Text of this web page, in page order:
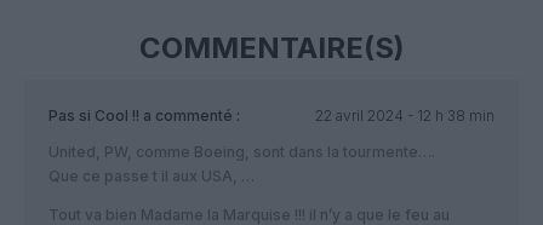
COMMENTAIRE(S)
Pas si Cool !! a commenté :
22 avril 2024 - 12 h 38 min
United, PW, comme Boeing, sont dans la tourmente….
Que ce passe t il aux USA, …
Tout va bien Madame la Marquise !!! il n’y a que le feu au